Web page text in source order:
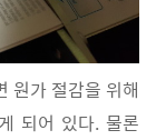
원가 절감을 위해
되어 있다. 물론